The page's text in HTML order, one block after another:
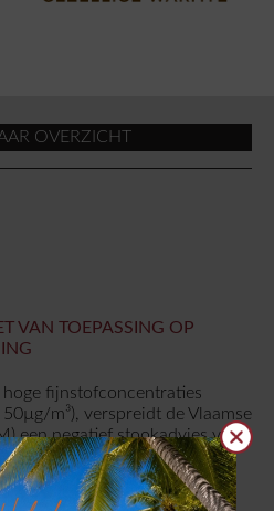
OVERZICHT
VAN TOEPASSING OP
fijnstofconcentraties
m³), verspreidt de Vlaamse
een negatief stookadvies voor
verwarmen.
voor pelletverwarming.